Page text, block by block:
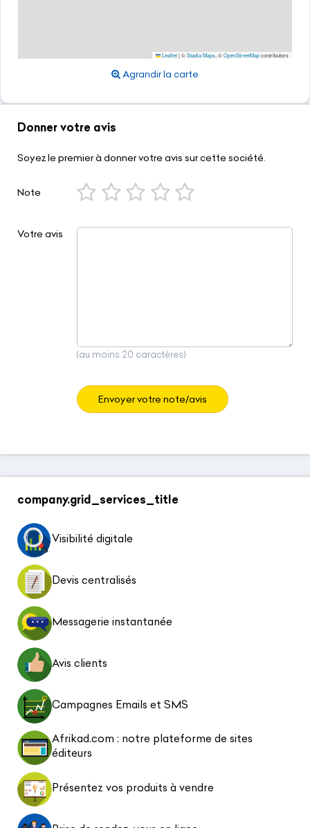
Leaflet|©Stadia Maps , ©OpenStreetMapcontributors
Agrandir la carte
Donner votre avis
Soyez le premier à donner votre avis sur cette société.
Note
Votre avis
(au moins 20 caractères)
Envoyer votre note/avis
company.grid_services_title
Visibilité digitale
Devis centralisés
Messagerie instantanée
Avis clients
Campagnes Emails et SMS
Afrikad.com : notre plateforme de sites
éditeurs
Présentez vos produits à vendre